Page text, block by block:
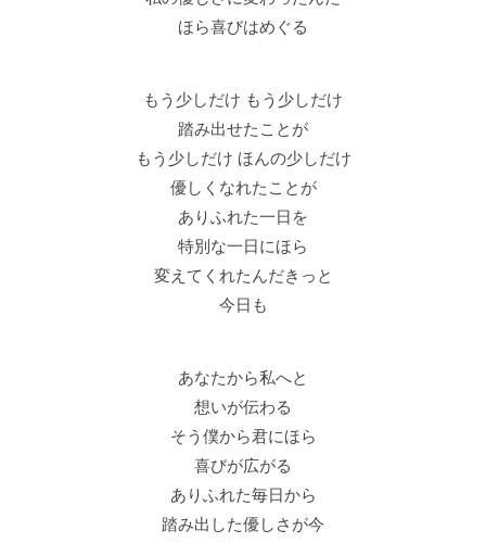
ほら喜びはめぐる
もう少しだけ もう少しだけ
踏み出せたことが
もう少しだけ ほんの少しだけ
優しくなれたことが
ありふれた一日を
特別な一日にほら
変えてくれたんだきっと
今日も
あなたから私へと
想いが伝わる
そう僕から君にほら
喜びが広がる
ありふれた毎日から
踏み出した優しさが今